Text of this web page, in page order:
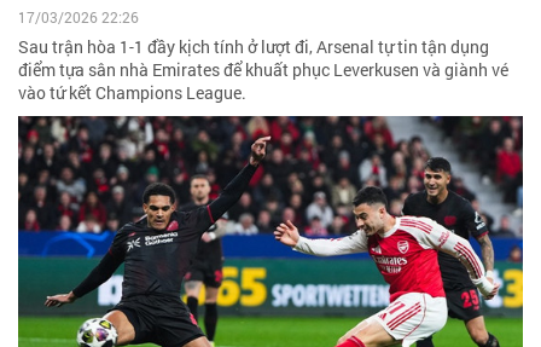
17/03/2026 22:26
Sau trận hòa 1-1 đầy kịch tính ở lượt đi, Arsenal tự tin tận dụng
điểm tựa sân nhà Emirates để khuất phục Leverkusen và giành vé
vào tứ kết Champions League.